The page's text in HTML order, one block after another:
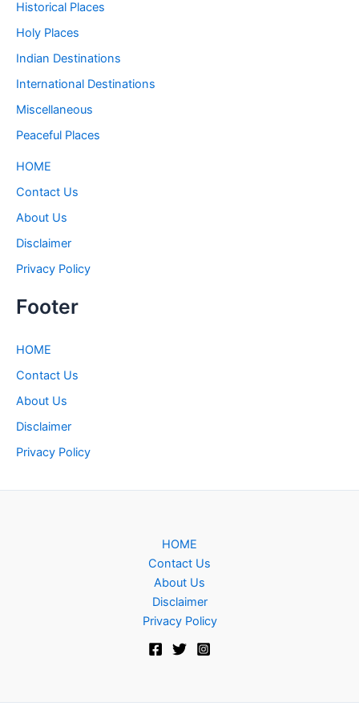
Historical Places
Holy Places
Indian Destinations
International Destinations
Miscellaneous
Peaceful Places
HOME
Contact Us
About Us
Disclaimer
Privacy Policy
Footer
HOME
Contact Us
About Us
Disclaimer
Privacy Policy
HOME
Contact Us
About Us
Disclaimer
Privacy Policy